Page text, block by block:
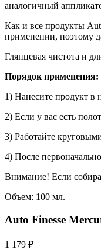
аналогичный
Как и все продукты
применении, поэтому
Глянцевая чистота и
Порядок применения:
1) Нанесите продукт
2) Если у вас есть
3) Работайте
4) После
Внимание! Если
Объем: 100 мл.
Auto Finesse
1 179 ₽